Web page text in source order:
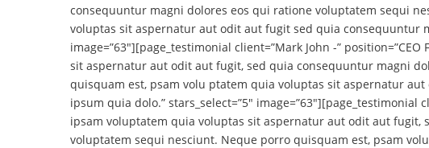
consequuntur magni dolores eos qui ratione voluptatem sequi
voluptas sit aspernatur aut odit aut fugit sed quia consequuntur
image=”63″][page_testimonial client=”Mark John -”
sit aspernatur aut odit aut fugit, sed quia consequuntur magni
quisquam est, psam volu ptatem quia voluptas sit aspernatur
ipsum quia dolo.” stars_select=”5″ image=”63″][page_testimonial
ipsam voluptatem quia voluptas sit aspernatur aut odit aut
voluptatem sequi nesciunt. Neque porro quisquam est, psam